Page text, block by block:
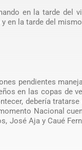
en la tarde del
en la tarde del
pendientes
en las copas de
debería
Nacional
José Aja y Caué